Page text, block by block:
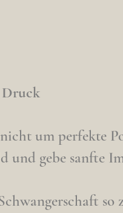
um perfekte
gebe sanfte